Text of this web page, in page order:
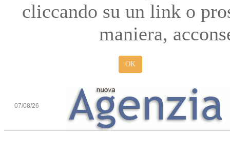
cliccando su un link o
maniera,
OK
07/08/26